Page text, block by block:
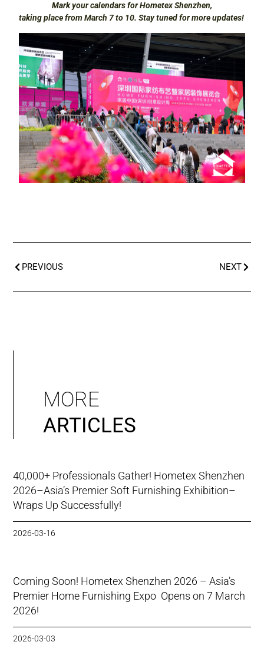
Mark your calendars for Hometex Shenzhen,
taking place from March 7 to 10. Stay tuned for more updates!
PREVIOUS NEXT
MORE
ARTICLES
40,000+ Professionals Gather! Hometex Shenzhen
2026–Asia’s Premier Soft Furnishing Exhibition–
Wraps Up Successfully!
2026-03-16
Coming Soon! Hometex Shenzhen 2026 – Asia’s
Premier Home Furnishing Expo Opens on 7 March
2026!
2026-03-03